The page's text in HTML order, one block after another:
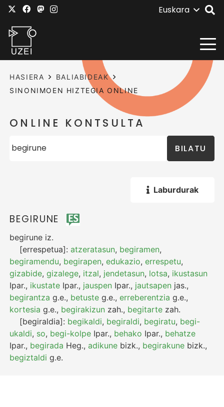
Euskara
HASIERA
BALIABIDEAK
SINONIMOEN HIZTEGIA ONLINE
ONLINE KONTSULTA
BILATU
Laburdurak
BEGIRUNE
begirune iz.
[errespetua]:atzeratasun, begiramen,
begiramendu, begirapen,edukazio,errespetu,
gizabide,gizalege, itzal, jendetasun, lotsa, ikustasun
Ipar., ikustate Ipar., jauspen Ipar., jautsapen jas.,
begirantza g.e., betuste g.e.,erreberentzia g.e.,
kortesia g.e., begirakizun zah., begitarte zah.
[begiraldia]: begikaldi, begiraldi, begiratu, begi-
ukaldi, so, begi-kolpe Ipar., behako Ipar., behatze
Ipar., begirada Heg.,adikune bizk., begirakune bizk.,
begiztaldi g.e.